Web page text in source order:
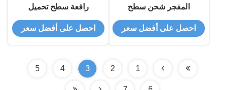
المفجر شحن سطح
MLP4200-H
احصل على أفضل سعر
رافعة سطح تحميل
FMLP3500 عرض
3500mm شهادة الحمل
احصل على أفضل سعر
1
2
3
4
5